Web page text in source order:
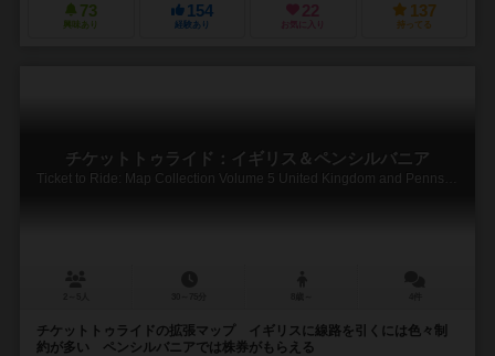
73
興味あり
154
経験あり
22
お気に入り
137
持ってる
チケットトゥライド：イギリス＆ペンシルバニア
チケットトゥライドの拡張マップ イギリスに線路を引くには色々制
約が多い ペンシルバニアでは株券がもらえる